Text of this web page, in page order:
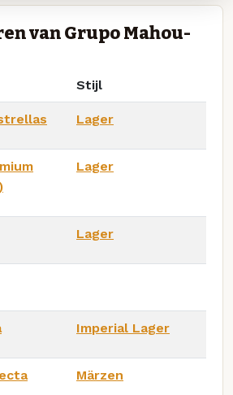
van Grupo Mahou-
Stijl
Lager
Lager
Lager
Imperial Lager
Märzen